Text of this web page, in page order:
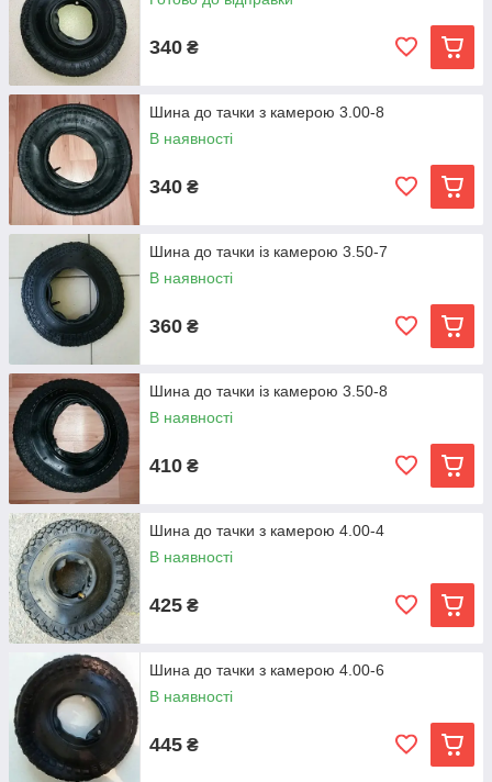
340 ₴
Шина до тачки з камерою 3.00-8
В наявності
340 ₴
Шина до тачки із камерою 3.50-7
В наявності
360 ₴
Шина до тачки із камерою 3.50-8
В наявності
410 ₴
Шина до тачки з камерою 4.00-4
В наявності
425 ₴
Шина до тачки з камерою 4.00-6
В наявності
445 ₴